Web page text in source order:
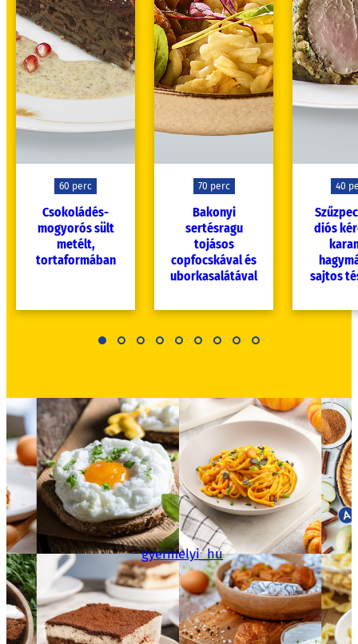
60 perc
Csokoládés-
mogyorós sült
metélt,
tortaformában
70 perc
Bakonyi
sertésragu
tojásos
copfocskával és
uborkasalátával
40
diós
sajtos
gyermelyi_hu